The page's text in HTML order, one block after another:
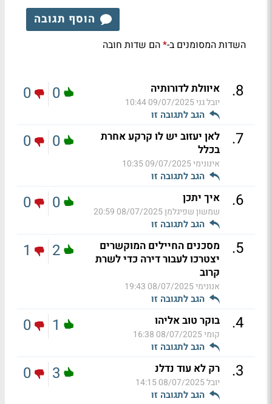
הוסף תגובה
השדות המסומנים ב-*הם שדות חובה
8
. איוולת לדורותיה
יובל גני09/07/2025 10:44
הגב לתגובה זו
0
0
7
.
לאן יעזוב יש לו קרקע אחרת
בכלל
אינונימי09/07/2025 10:35
הגב לתגובה זו
0
0
6
. איך יתכן
שמשון שפיגלמן08/07/2025 20:59
הגב לתגובה זו
0
0
5
.
מסכנים החיילים המוקשרים
יצטרכו לעבור דירה כדי לשרת
קרוב
אנונימי08/07/2025 19:43
הגב לתגובה זו
2
1
4
. בוקר טוב אליהו
קומי08/07/2025 16:38
הגב לתגובה זו
1
0
3
. רק לא עוד נדלנ
יובל08/07/2025 14:15
הגב לתגובה זו
3
0